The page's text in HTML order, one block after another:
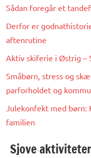
Sådan foregår et
Derfor er
aftenrutine
Aktiv skiferie i Østrig –
Småbørn, stress og
parforholdet og
Julekonfekt med børn:
familien
Sjove